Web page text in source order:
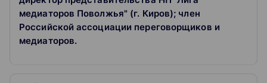
профильных мероприятиях РЭУ им. Г.В.
Плеханова и его партнёров.
Наличие системы скидок для корпоративных
заказчиков
медиаторов Поволжья" (г. Киров); член
Российской ассоциации переговорщиков и
медиаторов.